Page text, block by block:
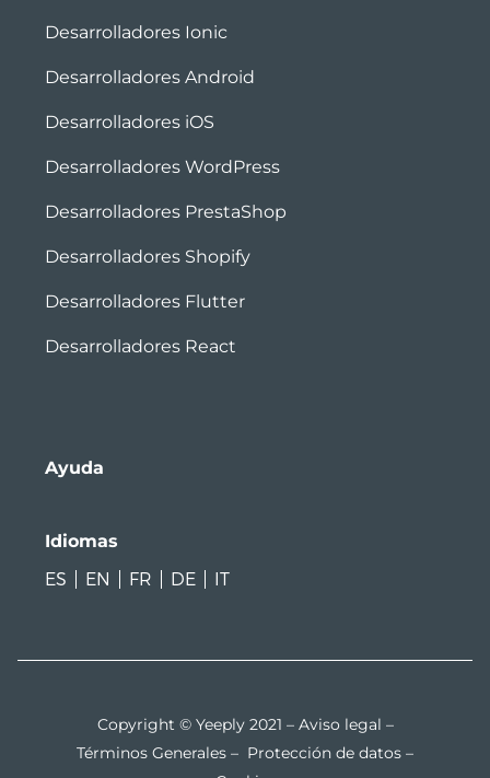
Desarrolladores Ionic
Desarrolladores Android
Desarrolladores iOS
Desarrolladores WordPress
Desarrolladores PrestaShop
Desarrolladores Shopify
Desarrolladores Flutter
Desarrolladores React
Ayuda
Idiomas
ES
EN FR DE IT
Copyright © Yeeply 2021 – Aviso legal –
Términos Generales – Protección de datos –